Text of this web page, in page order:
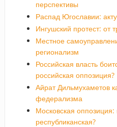
перспективы
Распад Югославии:
Ингушский протест: от
Местное
регионализм
Российская власть
российская оппозиция?
Айрат Дильмухаметов
федерализма
Московская
республиканская?